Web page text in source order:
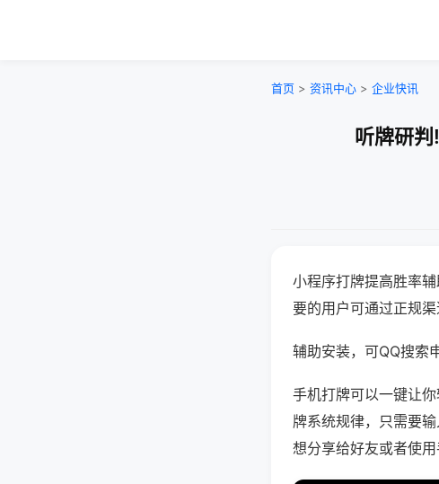
首页 > 资讯中心 > 企业快讯
听牌研
小程序打牌提高胜率
要的用户可通过正规渠
辅助安装，可QQ搜索
手机打牌可以一键让
牌系统规律，只需要
想分享给好友或者使用